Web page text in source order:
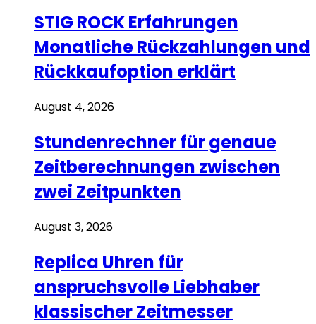
STIG ROCK Erfahrungen
Monatliche Rückzahlungen und
Rückkaufoption erklärt
August 4, 2026
Stundenrechner für genaue
Zeitberechnungen zwischen
zwei Zeitpunkten
August 3, 2026
Replica Uhren für
anspruchsvolle Liebhaber
klassischer Zeitmesser